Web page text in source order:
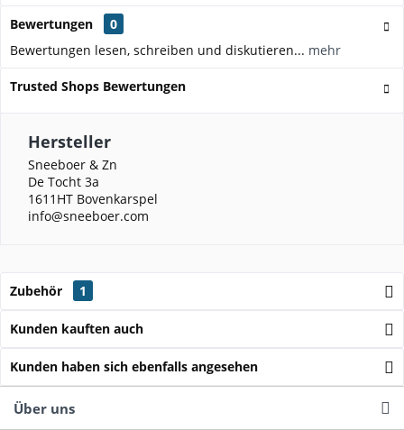
Bewertungen
0
Bewertungen lesen, schreiben und diskutieren... mehr
Trusted Shops Bewertungen
Hersteller
Sneeboer & Zn
De Tocht 3a
1611HT Bovenkarspel
info@sneeboer.com
Zubehör 1
Kunden kauften auch
Kunden haben sich ebenfalls angesehen
Über uns